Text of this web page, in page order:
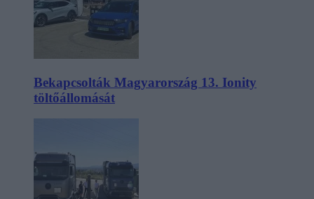
Bekapcsolták Magyarország 13. Ionity
töltőállomását